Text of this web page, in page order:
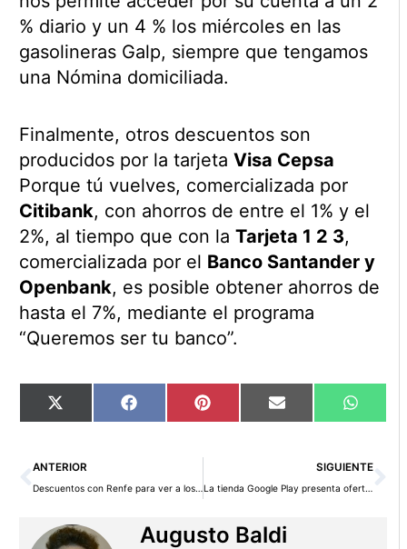
% diario y un 4 % los miércoles en las
gasolineras Galp, siempre que tengamos
una Nómina domiciliada.
Finalmente, otros descuentos son
producidos por la tarjeta Visa Cepsa
Porque tú vuelves, comercializada por
Citibank, con ahorros de entre el 1% y el
2%, al tiempo que con la Tarjeta 1 2 3,
comercializada por el Banco Santander y
Openbank, es posible obtener ahorros de
hasta el 7%, mediante el programa
“Queremos ser tu banco”.
Compartir
en
X
(Twitter)
Compartir
en
Facebook Compartir
en
Pinterest Compartir
en
Email
en
Ant
ANTERIOR
Descuentos con Renfe para ver a los Rolling Stones en Madrid
SIGUIENTE
La tienda Google Play presenta ofertas para Semana Santa
Augusto Baldi